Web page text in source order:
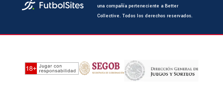
una compañía perteneciente a Better
Collective. Todos los derechos reservados.